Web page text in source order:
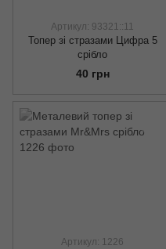
Артикул: 93321::11
Топер зі стразами Цифра 5
срібло
40 грн
Артикул: 1226